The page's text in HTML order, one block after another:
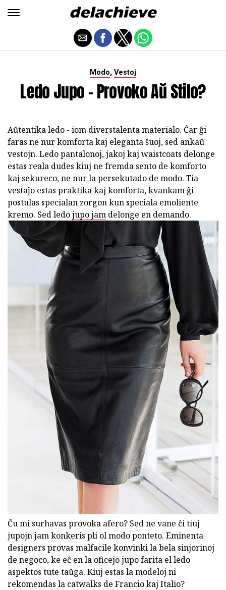
Modo, Vestoj
Ledo Jupo - Provoko Aŭ Stilo?
Aŭtentika ledo - iom diverstalenta materialo. Ĉar ĝi
faras ne nur komforta kaj eleganta ŝuoj, sed ankaŭ
vestojn. Ledo pantalonoj, jakoj kaj waistcoats delonge
estas reala dudes kiuj ne fremda sento de komforto
kaj sekureco, ne nur la persekutado de modo. Tia
vestaĵo estas praktika kaj komforta, kvankam ĝi
postulas specialan zorgon kun speciala emoliente
kremo. Sed ledojupo jam delonge en demando.
Ĉu mi surhavas provoka afero? Sed ne vane ĉi tiuj
jupojn jam konkeris pli ol modo ponteto. Eminenta
designers provas malfacile konvinki la bela sinjorinoj
de negoco, ke eĉ en la oficejo jupo farita el ledo
aspektos tute taŭga. Kiuj estas la modeloj ni
rekomendas la catwalks de Francio kaj Italio?